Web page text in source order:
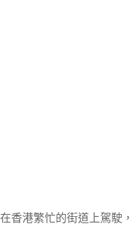
在香港繁忙的街道上駕駛